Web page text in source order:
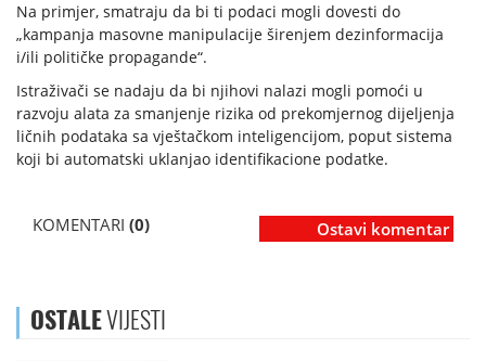
Na primjer, smatraju da bi ti podaci mogli dovesti do
„kampanja masovne manipulacije širenjem dezinformacija
i/ili političke propagande“.
Istraživači se nadaju da bi njihovi nalazi mogli pomoći u
razvoju alata za smanjenje rizika od prekomjernog dijeljenja
ličnih podataka sa vještačkom inteligencijom, poput sistema
koji bi automatski uklanjao identifikacione podatke.
KOMENTARI (0) Ostavi komentar
OSTALEVIJESTI